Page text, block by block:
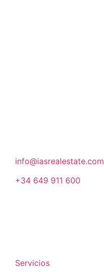
info@iasrealestate.com
+34 649 911 600
Servicios